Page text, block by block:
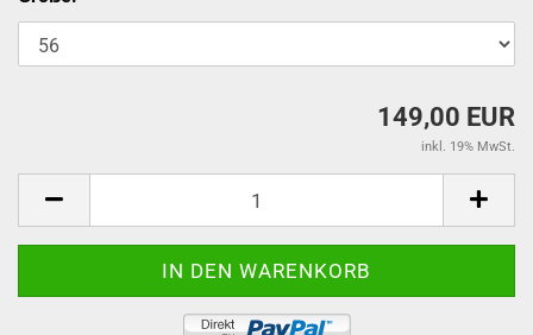
149,00 EUR
inkl. 19% MwSt.